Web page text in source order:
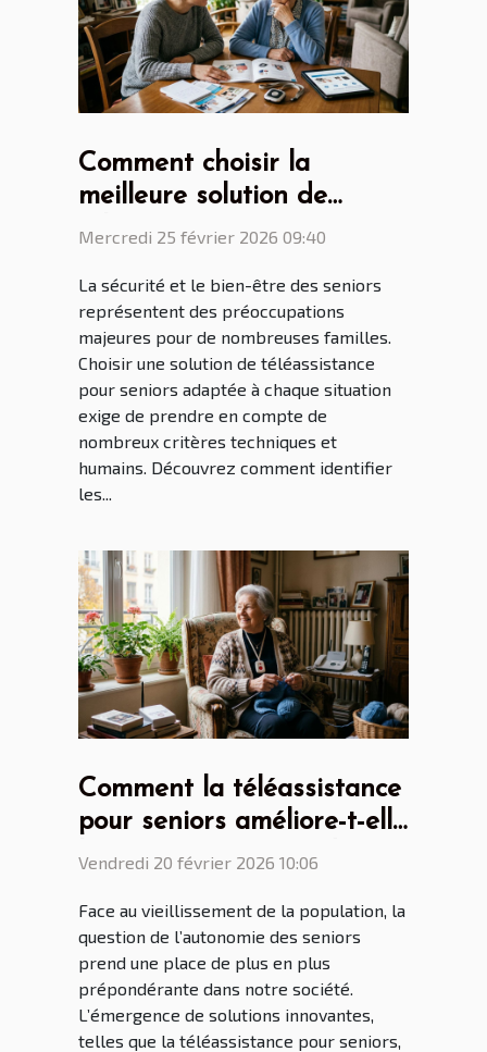
Comment choisir la
meilleure solution de
téléassistance pour seniors
spécifiques ?
Mercredi 25 février 2026 09:40
La sécurité et le bien-être des seniors
représentent des préoccupations
majeures pour de nombreuses familles.
Choisir une solution de téléassistance
pour seniors adaptée à chaque situation
exige de prendre en compte de
nombreux critères techniques et
humains. Découvrez comment identifier
les...
Comment la téléassistance
pour seniors améliore-t-elle
l'autonomie au quotidien ?
Vendredi 20 février 2026 10:06
Face au vieillissement de la population, la
question de l’autonomie des seniors
prend une place de plus en plus
prépondérante dans notre société.
L’émergence de solutions innovantes,
telles que la téléassistance pour seniors,